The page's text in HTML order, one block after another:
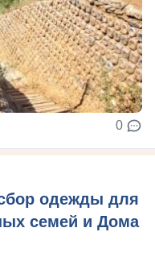
0
одежды для
семей и Дома